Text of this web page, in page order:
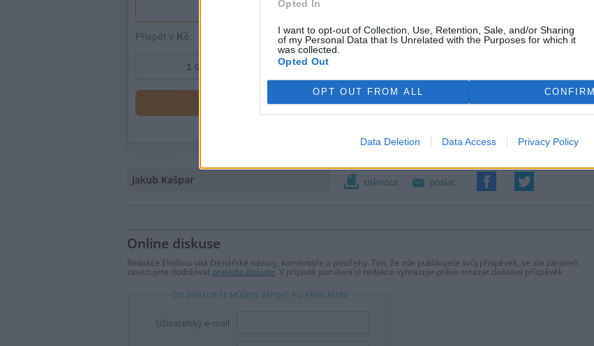
Opted In
I want to opt-out of Collection, Use, Retention, Sale, and/or Sharing
of my Personal Data that Is Unrelated with the Purposes for which it
was collected.
Opted Out
OPT OUT FROM ALL CONFIRM
Data Deletion Data Access Privacy Policy
Jakub Kašpar tisknout poslat
Online diskuse
Redakce Ekolistu vítá čtenářské názory, komentáře a postřehy. Tím, že zde publikujete svůj příspěvek, se ale zároveň
zavazujete dodržovat pravidla diskuse . V případě porušení si redakce vyhrazuje právo smazat diskusní příspěvěk
DO DISKUZE SE MŮŽETE ZAPOJIT PO PŘIHLÁŠENÍ
Uživatelský e-mail